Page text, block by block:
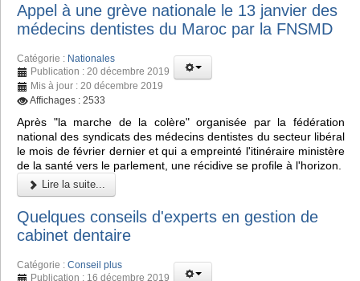
Appel à une grève nationale le 13 janvier des
médecins dentistes du Maroc par la FNSMD
Catégorie : Nationales
Publication : 20 décembre 2019
Mis à jour : 20 décembre 2019
Affichages : 2533
Après "la marche de la colère" organisée par la fédération
national des syndicats des médecins dentistes du secteur libéral
le mois de février dernier et qui a empreinté l'itinéraire ministère
de la santé vers le parlement, une récidive se profile à l'horizon.
Lire la suite...
Quelques conseils d'experts en gestion de
cabinet dentaire
Catégorie : Conseil plus
Publication : 16 décembre 2019